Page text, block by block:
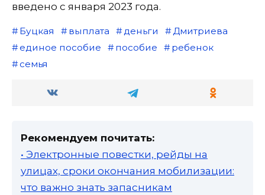
введено с января 2023 года.
Буцкая выплата деньги
Дмитриева
единое пособие
пособие
ребенок
семья
Рекомендуем почитать:
• Электронные повестки, рейды на
улицах, сроки окончания мобилизации:
что важно знать запасникам